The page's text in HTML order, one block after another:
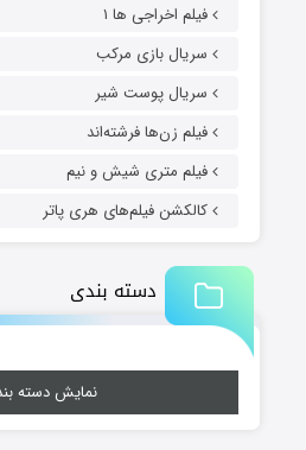
فیلم اخراجی ها ۱
سریال بازی مرکب
سریال پوست شیر
فیلم زن‌ها فرشته‌اند
فیلم متری شیش و نیم
کالکشن فیلم‌های هری پاتر
دسته بندی
نمایش دسته